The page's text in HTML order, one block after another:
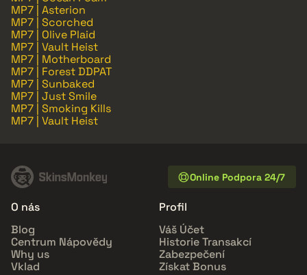
MP7 | Asterion
MP7 | Scorched
MP7 | Olive Plaid
MP7 | Vault Heist
MP7 | Motherboard
MP7 | Forest DDPAT
MP7 | Sunbaked
MP7 | Just Smile
MP7 | Smoking Kills
MP7 | Vault Heist
Online Podpora 24/7
O nás
Blog
Centrum Nápovědy
Why us
Vklad
Profil
Váš Účet
Historie Transakcí
Zabezpečení
Získat Bonus